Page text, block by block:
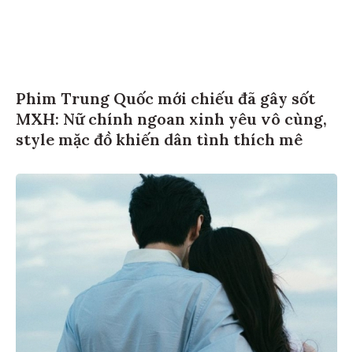
Phim Trung Quốc mới chiếu đã gây sốt
MXH: Nữ chính ngoan xinh yêu vô cùng,
style mặc đồ khiến dân tình thích mê